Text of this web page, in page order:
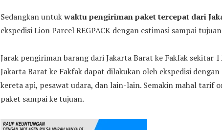
Sedangkan untukwaktu pengiriman paket tercepat dari
ekspedisi Lion Parcel REGPACK dengan estimasi sampai
Jarak pengiriman barang dari Jakarta Barat ke Fakfak sekitar
Jakarta Barat ke Fakfak dapat dilakukan oleh ekspedisi
kereta api, pesawat udara, dan lain-lain. Semakin mahal tarif
paket sampai ke tujuan.